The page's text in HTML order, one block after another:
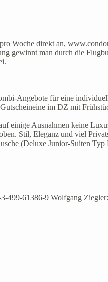
direkt an,
gewinnt man durch die
Angebote für eine
im DZ mit
einige Ausnahmen keine
Stil, Eleganz und viel
(Deluxe Junior-Suiten
499-61386-9 Wolfgang